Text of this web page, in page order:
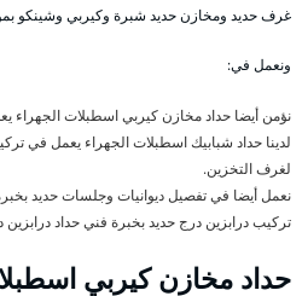
غرف حديد ومخازن حديد شبرة وكيربي وشينكو
ونعمل في:
نؤمن أيضا حداد مخازن كيربي اسطبلات
لدينا حداد شبابيك اسطبلات الجهراء يعمل في
لغرف التخزين.
نعمل أيضا في تفصيل ديوانيات وجلسات حديد
تركيب درابزين درج حديد بخبرة فني حداد درابزين
حداد مخازن كيربي